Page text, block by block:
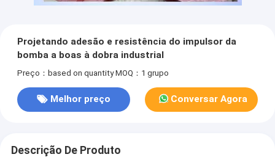
Projetando adesão e resistência do impulsor da
bomba a boas à dobra industrial
Preço：based on quantity MOQ：1 grupo
Melhor preço Conversar Agora
Descrição De Produto